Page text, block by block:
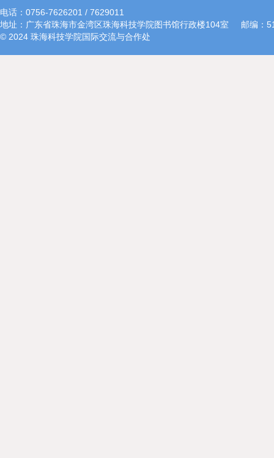
电话：0756-7626201 / 7629011
地址：广东省珠海市金湾区珠海科技学院图书馆行政楼104室
邮编：
© 2024 珠海科技学院国际交流与合作处